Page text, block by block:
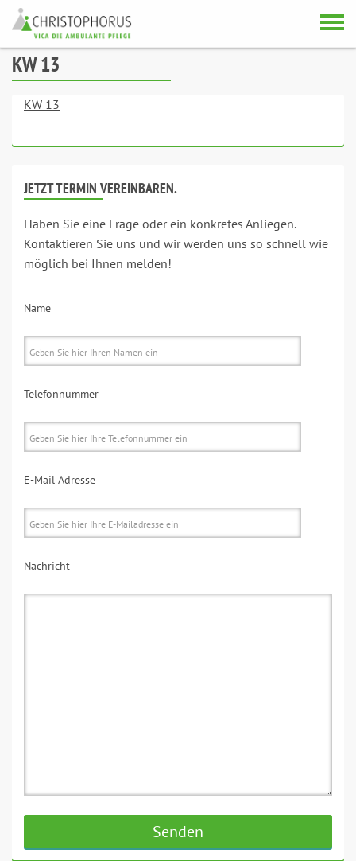
Skip to content
KW 13
KW 13
JETZT TERMIN VEREINBAREN.
Haben Sie eine Frage oder ein konkretes Anliegen.
Kontaktieren Sie uns und wir werden uns so schnell wie
möglich bei Ihnen melden!
Name
Telefonnummer
E-Mail Adresse
Nachricht